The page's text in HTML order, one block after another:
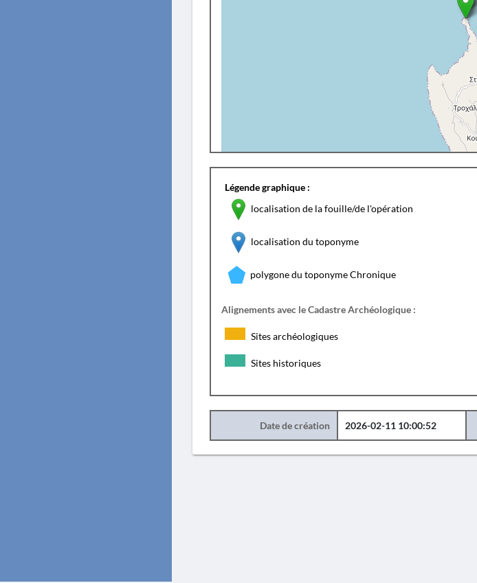
Légende graphique :
localisation de la fouille/de l'opération
localisation du toponyme
polygone du toponyme Chronique
Alignements avec le Cadastre Archéologique :
Sites archéologiques
Sites historiques
Date de création 2026-02-11 10:00:52